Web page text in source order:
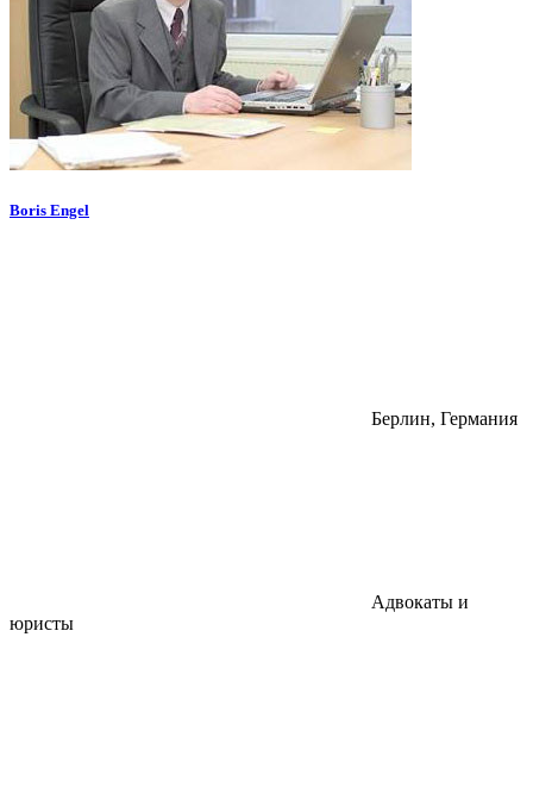
Boris Engel
Берлин, Германия
Адвокаты и
юристы